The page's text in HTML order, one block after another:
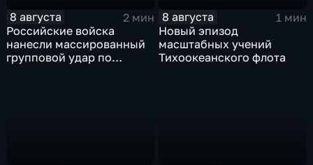
8 августа
2 мин
Российские войска
нанесли массированный
групповой удар по
8 августа
1 мин
Новый эпизод
масштабных учений
Тихоокеанского флота